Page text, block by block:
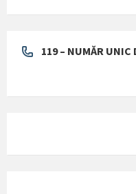
119 – NUMĂR UNIC